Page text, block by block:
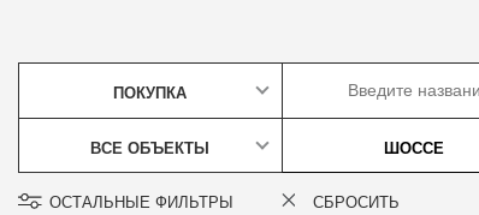
ПОКУПКА
ВСЕ ОБЪЕКТЫ ШОССЕ
ОСТАЛЬНЫЕ ФИЛЬТРЫ СБРОСИТЬ